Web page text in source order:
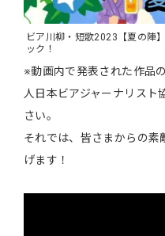
ビア川柳・短歌2023【夏の陣
ック！
※動画内で発表された作品
人日本ビアジャーナリスト
さい。
それでは、皆さまからの素
げます！